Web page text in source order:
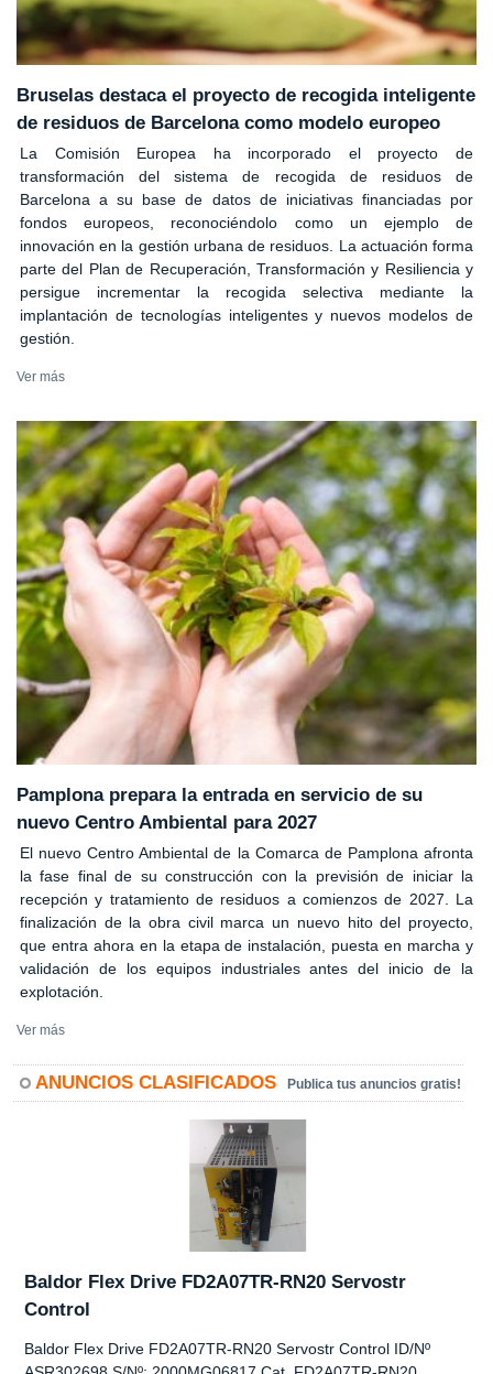
Bruselas destaca el proyecto de recogida inteligente
de residuos de Barcelona como modelo europeo
La Comisión Europea ha incorporado el proyecto de
transformación del sistema de recogida de residuos de
Barcelona a su base de datos de iniciativas financiadas por
fondos europeos, reconociéndolo como un ejemplo de
innovación en la gestión urbana de residuos. La actuación forma
parte del Plan de Recuperación, Transformación y Resiliencia y
persigue incrementar la recogida selectiva mediante la
implantación de tecnologías inteligentes y nuevos modelos de
gestión.
Ver más
Pamplona prepara la entrada en servicio de su
nuevo Centro Ambiental para 2027
El nuevo Centro Ambiental de la Comarca de Pamplona afronta
la fase final de su construcción con la previsión de iniciar la
recepción y tratamiento de residuos a comienzos de 2027. La
finalización de la obra civil marca un nuevo hito del proyecto,
que entra ahora en la etapa de instalación, puesta en marcha y
validación de los equipos industriales antes del inicio de la
explotación.
Ver más
ANUNCIOS CLASIFICADOS Publica tus anuncios gratis!
Baldor Flex Drive FD2A07TR-RN20 Servostr
Control
Baldor Flex Drive FD2A07TR-RN20 Servostr Control ID/Nº